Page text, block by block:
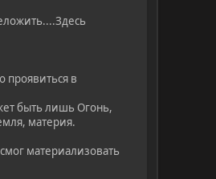
проявиться в
быть лишь Огонь,
материя.
материализовать